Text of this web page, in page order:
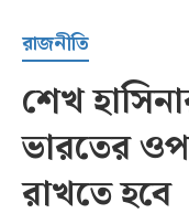
রাজনীতি
শেখ
ভারতের
রাখতে হবে